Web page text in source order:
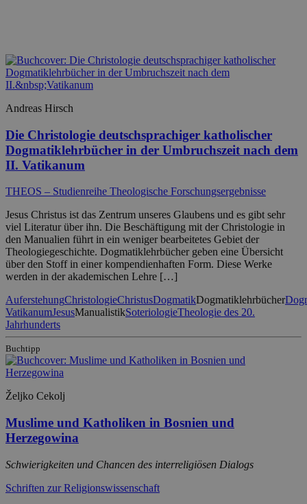
Andreas Hirsch
Die Christologie deutschsprachiger katholischer
Dogmatiklehrbücher in der Umbruchszeit nach dem
II. Vatikanum
THEOS – Studienreihe Theologische Forschungsergebnisse
Jesus Christus ist das Zentrum unseres Glaubens und es gibt sehr
viel Literatur über ihn. Die Beschäftigung mit der Christologie in
den Manualien führt in ein weniger bearbeitetes Gebiet der
Theologiegeschichte. Dogmatiklehrbücher geben eine Übersicht
über den Stoff in einer kompendienhaften Form. Diese Werke
werden in der akademischen Lehre […]
AuferstehungChristologieChristusDogmatikDogmatiklehrbücher
VatikanumJesusManualistikSoteriologieTheologie des 20.
Jahrhunderts
Buchtipp
Željko Cekolj
Muslime und Katholiken in Bosnien und
Herzegowina
Schwierigkeiten und Chancen des interreligiösen Dialogs
Schriften zur Religionswissenschaft